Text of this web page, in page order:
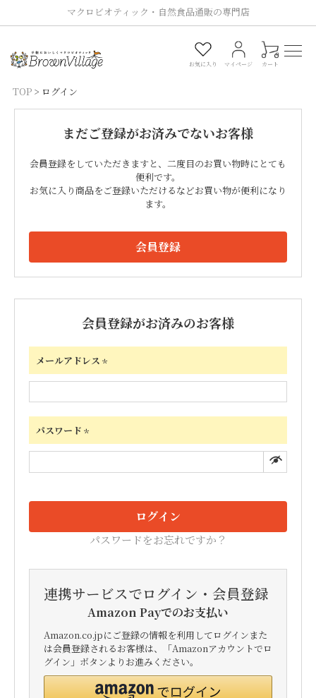
マクロビオティック・自然食品通販の専門店
お気に入り マイページ カート
0
TOP ログイン
まだご登録がお済みでないお客様
会員登録をしていただきますと、二度目のお買い物時にとても
便利です。
お気に入り商品をご登録いただけるなどお買い物が便利になり
ます。
会員登録
会員登録がお済みのお客様
メールアドレス
(必
パスワード
(必
ログイン
パスワードをお忘れですか？
連携サービスでログイン・会員登録
Amazon Payでのお支払い
Amazon.co.jpにご登録の情報を利用してログインまた
は会員登録されるお客様は、「Amazonアカウントでロ
グイン」ボタンよりお進みください。